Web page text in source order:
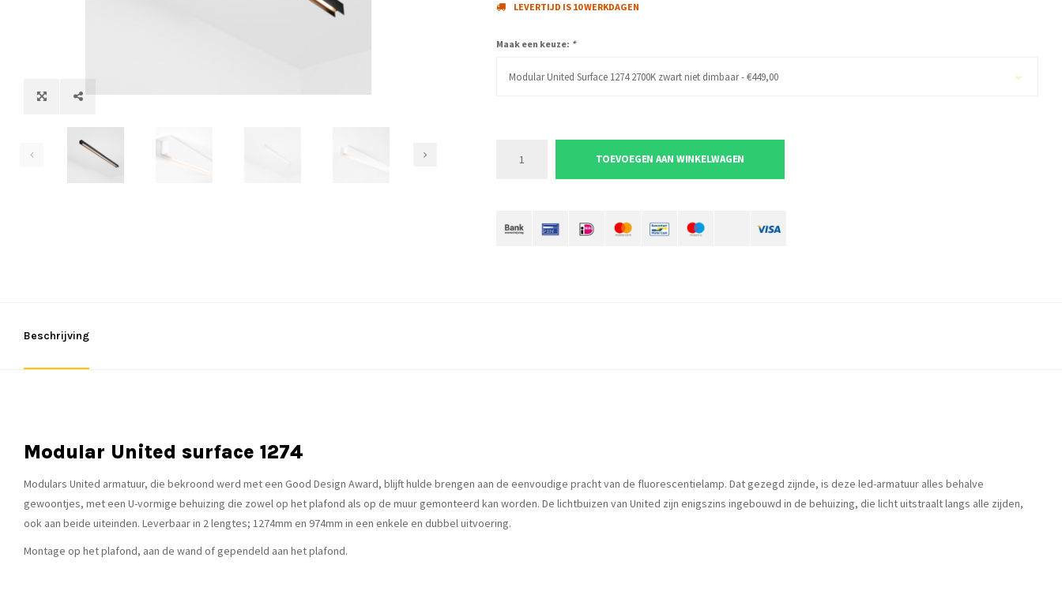
LEVERTIJD IS 10 WERKDAGEN
Maak een keuze: *
Modular United Surface 1274 2700K zwart niet dimbaar - €449,00
TOEVOEGEN AAN WINKELWAGEN
Beschrijving
Modular United surface 1274
Modulars United armatuur, die bekroond werd met een Good Design Award, blijft hulde brengen aan de eenvoudige pracht van de fluorescentielamp. Dat gezegd zijnde, is deze led-armatuur alles behalve
gewoontjes, met een U-vormige behuizing die zowel op het plafond als op de muur gemonteerd kan worden. De lichtbuizen van United zijn enigszins ingebouwd in de behuizing, die licht uitstraalt langs alle zijden,
ook aan beide uiteinden. Leverbaar in 2 lengtes; 1274mm en 974mm in een enkele en dubbel uitvoering.
Montage op het plafond, aan de wand of gependeld aan het plafond.